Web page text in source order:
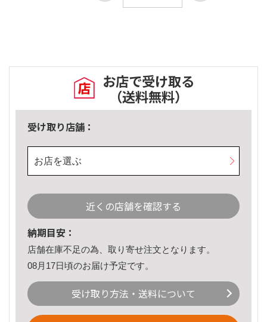
お店で受け取る
（送料無料）
受け取り店舗：
お店を選ぶ
近くの店舗を確認する
納期目安：
店舗在庫不足の為、取り寄せ注文となります。
08月17日頃のお届け予定です。
受け取り方法・送料について